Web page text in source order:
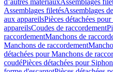
d’autres matériauxAssemblages
Assemblages filetésAssemblages
aux appareilsPièces détachées
appareilsCoudes de raccordement
raccordementManchons de
Manchons de raccordement
détachées pour Manchons de
coudéPièces détachées pour